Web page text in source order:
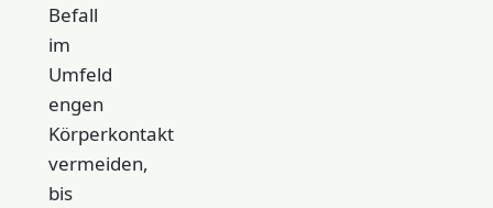
Befall
im
Umfeld
engen
Körperkontakt
vermeiden,
bis